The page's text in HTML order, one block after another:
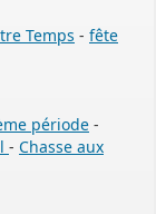
Temps - fête
période -
- Chasse aux